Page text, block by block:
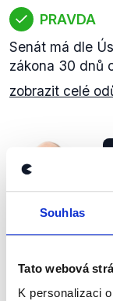
Souhlas
Tato webová
K personalizaci
PRAVDA
Senát má dle
zákona 30 dnů
zobrazit celé
Lukáš
Wagenknecht